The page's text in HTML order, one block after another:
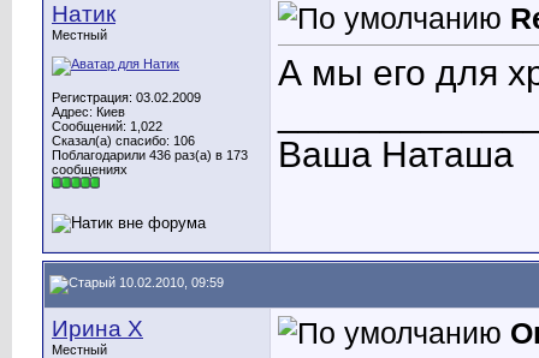
Натик
Местный
Регистрация: 03.02.2009
Адрес: Киев
Сообщений: 1,022
Сказал(а) спасибо: 106
Поблагодарили 436 раз(а) в 173
сообщениях
А мы его для
Ваша Наташа
10.02.2010, 09:59
Ирина X
Местный